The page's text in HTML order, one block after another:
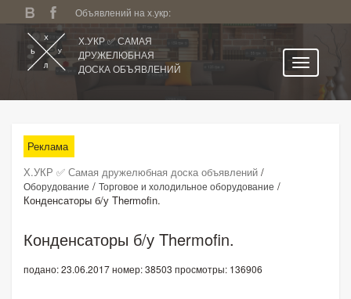
Объявлений на х.укр:
Х.УКР ✅ САМАЯ
ДРУЖЕЛЮБНАЯ
ДОСКА ОБЪЯВЛЕНИЙ
Все регионы
Категории
Избранное
Личный кабинет
Поиск по сайту
Реклама
Х.УКР ✅ Самая дружелюбная доска объявлений /
Оборудование / Торговое и холодильное оборудование /
Конденсаторы б/у Thermofin.
Конденсаторы б/у Thermofin.
подано: 23.06.2017номер: 38503 просмотры: 136906